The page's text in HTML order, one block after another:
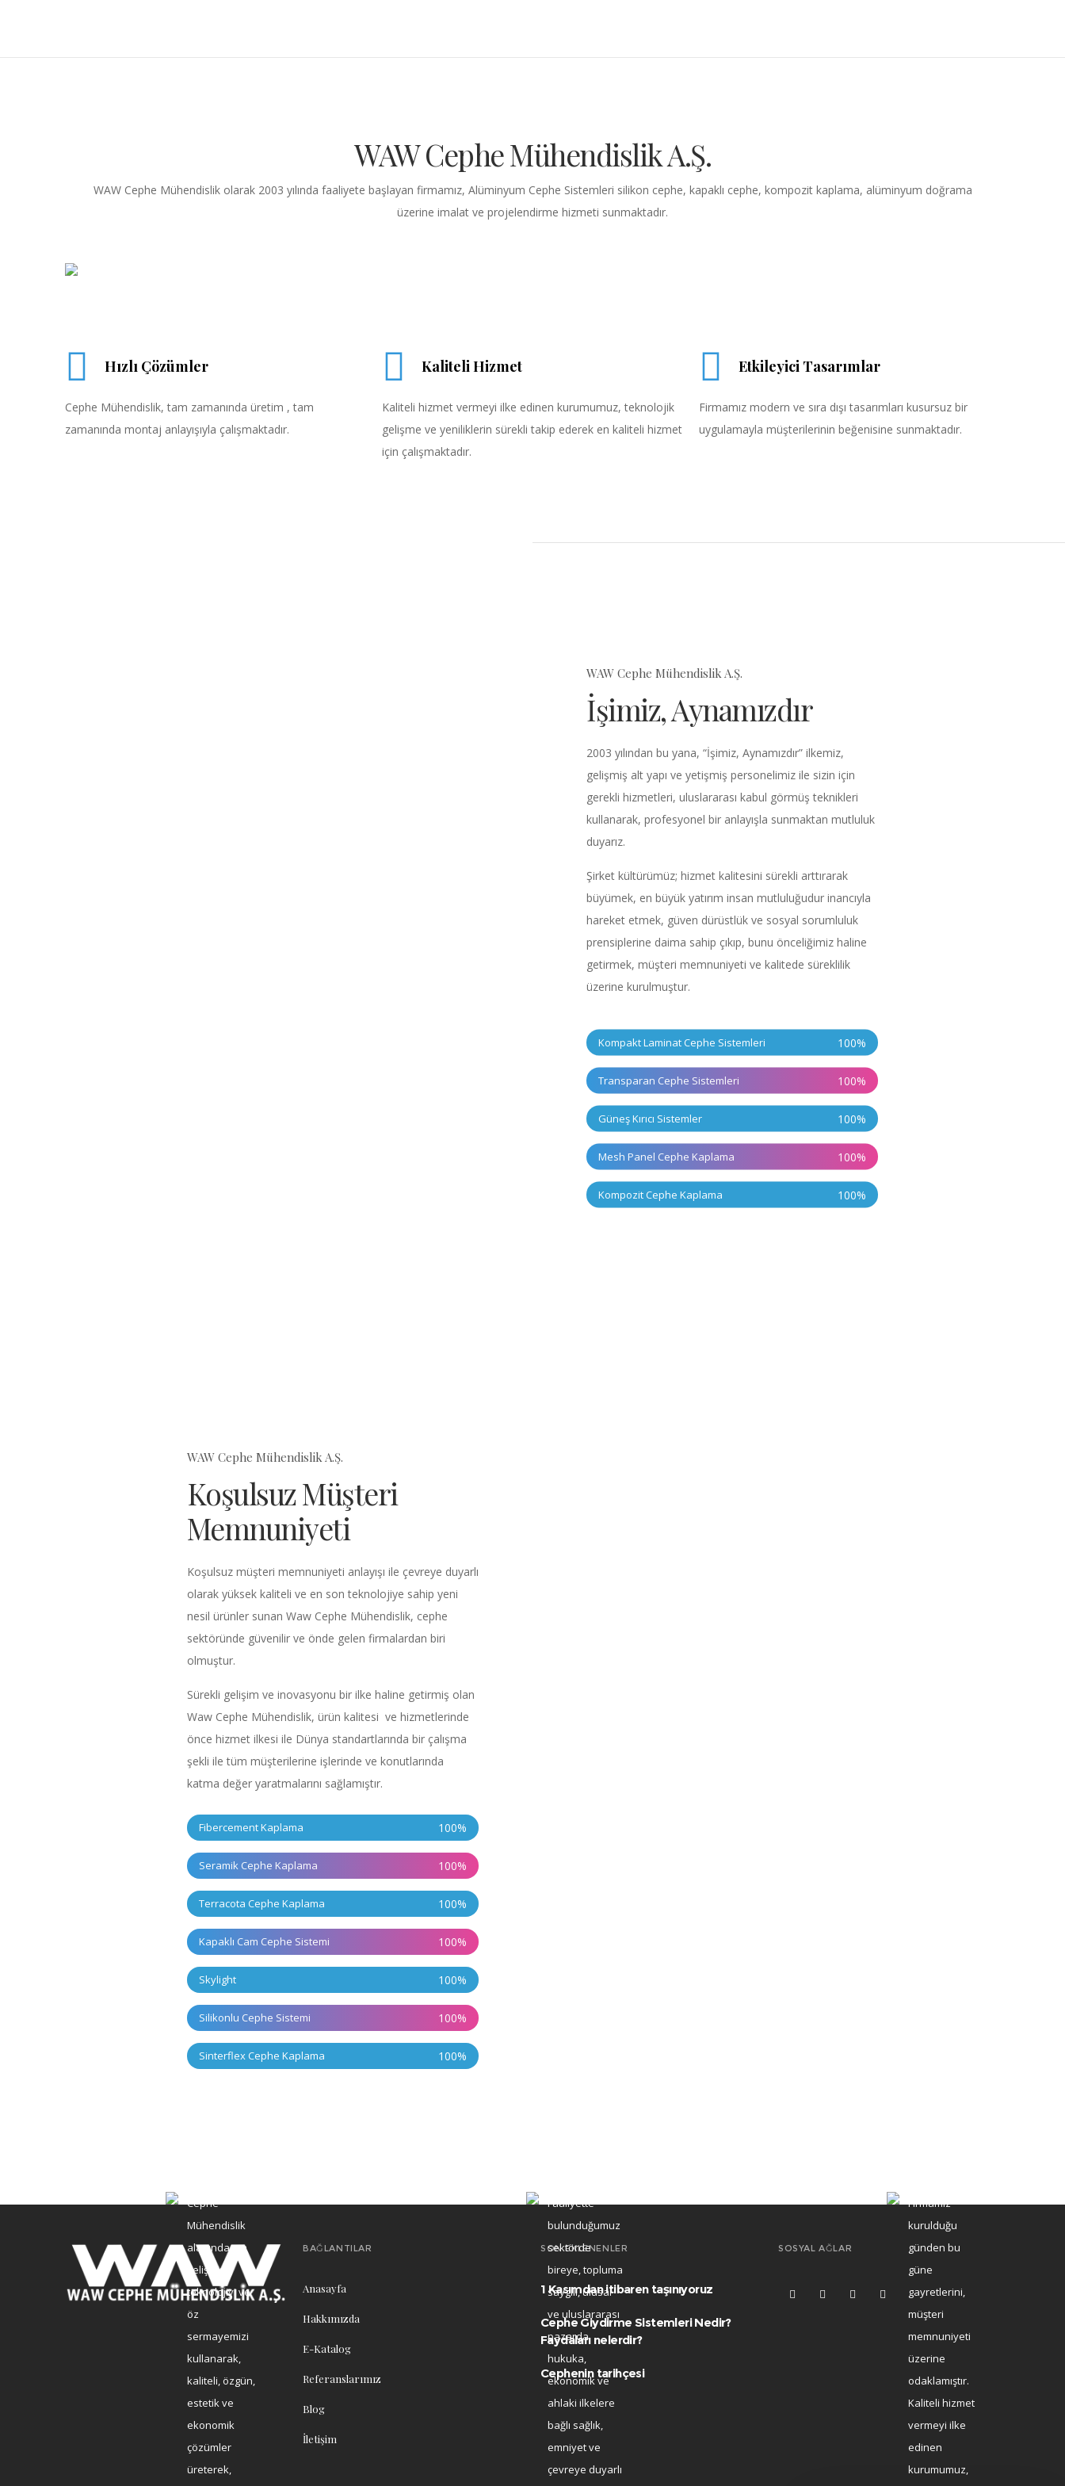
WAW Cephe Mühendislik A.Ş.
WAW Cephe Mühendislik olarak 2003 yılında faaliyete başlayan firmamız, Alüminyum Cephe Sistemleri silikon cephe, kapaklı cephe, kompozit kaplama, alüminyum doğrama
üzerine imalat ve projelendirme hizmeti sunmaktadır.
Hızlı Çözümler
Cephe Mühendislik, tam zamanında üretim , tam
zamanında montaj anlayışıyla çalışmaktadır.
Kaliteli Hizmet
Kaliteli hizmet vermeyi ilke edinen kurumumuz, teknolojik
gelişme ve yeniliklerin sürekli takip ederek en kaliteli hizmet
için çalışmaktadır.
Etkileyici Tasarımlar
Firmamız modern ve sıra dışı tasarımları kusursuz bir
uygulamayla müşterilerinin beğenisine sunmaktadır.
WAW Cephe Mühendislik A.Ş.
İşimiz, Aynamızdır
2003 yılından bu yana, “İşimiz, Aynamızdır” ilkemiz,
gelişmiş alt yapı ve yetişmiş personelimiz ile sizin için
gerekli hizmetleri, uluslararası kabul görmüş teknikleri
kullanarak, profesyonel bir anlayışla sunmaktan mutluluk
duyarız.
Şirket kültürümüz; hizmet kalitesini sürekli arttırarak
büyümek, en büyük yatırım insan mutluluğudur inancıyla
hareket etmek, güven dürüstlük ve sosyal sorumluluk
prensiplerine daima sahip çıkıp, bunu önceliğimiz haline
getirmek, müşteri memnuniyeti ve kalitede süreklilik
üzerine kurulmuştur.
Kompakt Laminat Cephe Sistemleri 100%
Transparan Cephe Sistemleri 100%
Güneş Kırıcı Sistemler 100%
Mesh Panel Cephe Kaplama 100%
Kompozit Cephe Kaplama 100%
WAW Cephe Mühendislik A.Ş.
Koşulsuz Müşteri
Memnuniyeti
Koşulsuz müşteri memnuniyeti anlayışı ile çevreye duyarlı
olarak yüksek kaliteli ve en son teknolojiye sahip yeni
nesil ürünler sunan Waw Cephe Mühendislik, cephe
sektöründe güvenilir ve önde gelen firmalardan biri
olmuştur.
Sürekli gelişim ve inovasyonu bir ilke haline getirmiş olan
Waw Cephe Mühendislik, ürün kalitesi ve hizmetlerinde
önce hizmet ilkesi ile Dünya standartlarında bir çalışma
şekli ile tüm müşterilerine işlerinde ve konutlarında
katma değer yaratmalarını sağlamıştır.
Fibercement Kaplama 100%
Seramik Cephe Kaplama 100%
Terracota Cephe Kaplama 100%
Kapaklı Cam Cephe Sistemi 100%
Skylight 100%
Silikonlu Cephe Sistemi 100%
Sinterflex Cephe Kaplama 100%
Cephe
Mühendislik
alanında, en
gelişmiş
teknolojiyi ve
öz
sermayemizi
kullanarak,
kaliteli, özgün,
estetik ve
ekonomik
çözümler
üreterek,
Faaliyette
bulunduğumuz
sektörde
bireye, topluma
saygılı, ulusal
ve uluslararası
pazarda
hukuka,
ekonomik ve
ahlaki ilkelere
bağlı sağlık,
emniyet ve
çevreye duyarlı
Firmamız
kurulduğu
günden bu
güne
gayretlerini,
müşteri
memnuniyeti
üzerine
odaklamıştır.
Kaliteli hizmet
vermeyi ilke
edinen
kurumumuz,
BAĞLANTILAR
Anasayfa
Hakkımızda
E-Katalog
Referanslarımız
Blog
İletişim
SON EKLENENLER
1 Kasımdan itibaren taşınıyoruz
Cephe Giydirme Sistemleri Nedir?
Faydaları nelerdir?
Cephenin tarihçesi
SOSYAL AĞLAR